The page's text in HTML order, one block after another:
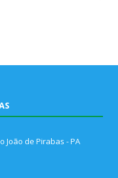
João de Pirabas - PA